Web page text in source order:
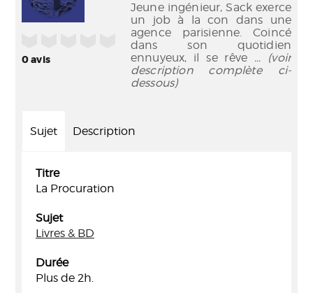
0avis
Jeune ingénieur, Sack exerce
un job à la con dans une
agence parisienne. Coincé
dans son quotidien
ennuyeux, il se rêve ... (voir
description complète ci-
dessous)
Sujet Description
Titre
La Procuration
Sujet
Livres & BD
Durée
Plus de 2h.